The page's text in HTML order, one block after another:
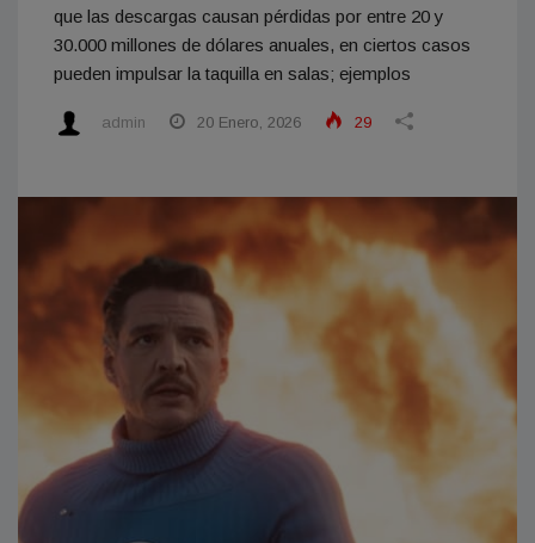
que las descargas causan pérdidas por entre 20 y
30.000 millones de dólares anuales, en ciertos casos
pueden impulsar la taquilla en salas; ejemplos
admin 20 Enero, 2026 29